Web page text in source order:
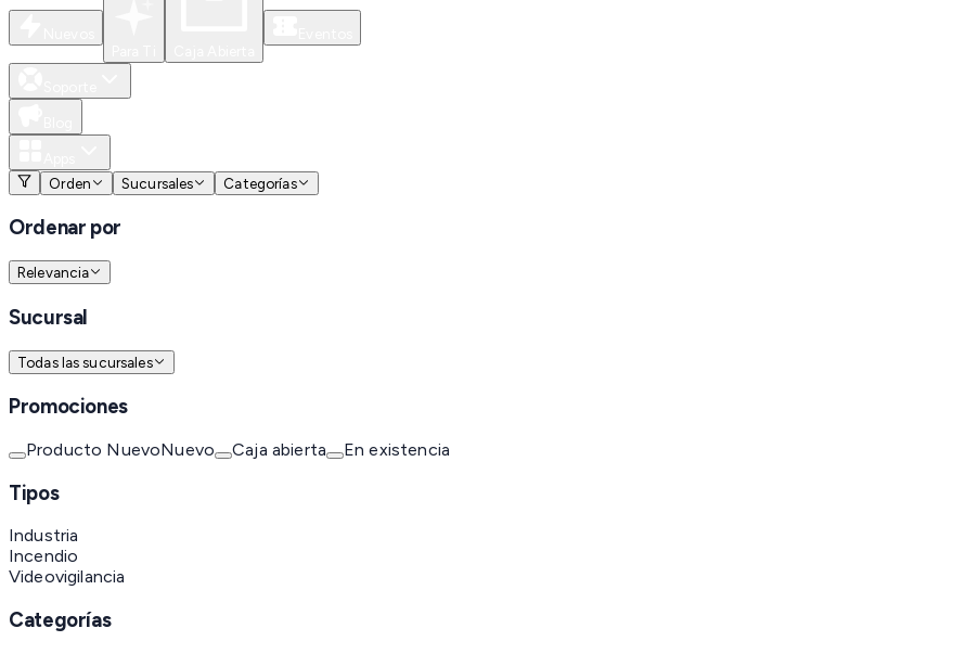
Orden
Sucursales Categorías
Ordenar por
Relevancia
Sucursal
Todas las sucursales
Promociones
Producto NuevoNuevo Caja abierta En existencia
Tipos
Industria
Incendio
Videovigilancia
Categorías